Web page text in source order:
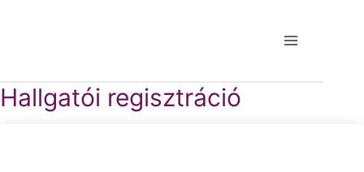
Hallgatói regisztráció